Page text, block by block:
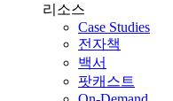
리소스
Case Studies
전자책
백서
팟캐스트